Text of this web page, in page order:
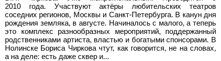
2010
года. Участвуют актёры любительских театров
соседних регионов, Москвы и Санкт-Петербурга. В канун дня
рождения земляка, в августе. Начиналось с малого, а теперь
это комплекс разнообразных мероприятий, поддержанный
родственниками артиста, властью и богатыми спонсорами. В
Нолинске Бориса Чиркова чтут, как говорится, не на словах,
а на деле: есть даже сквер и...